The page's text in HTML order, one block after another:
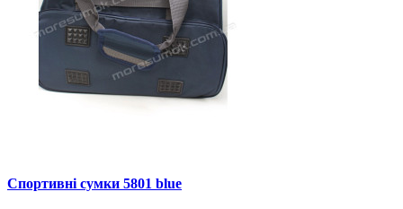
Спортивні сумки 5801 blue